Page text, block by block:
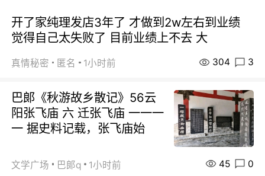
开了家纯理发店3年了 才做到2w左右到业绩
觉得自己太失败了 目前业绩上不去 大
真情秘密 匿名 1小时前 304 3
巴郞《秋游故乡散记》56云
阳张飞庙 六 迁张飞庙 一一一
一 据史料记载，张飞庙始
文学广场 巴郞q 1小时前 45 0